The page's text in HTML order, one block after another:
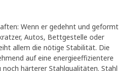
Wenn er gedehnt und geformt
Autos, Bettgestelle oder
allem die nötige Stabilität. Die
auf eine energieeffizientere
härterer Stahlqualitäten. Stahl